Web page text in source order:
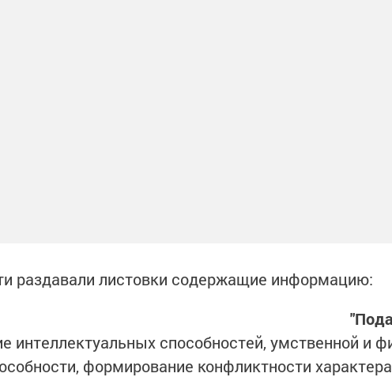
раздавали листовки содержащие информацию:
интеллектуальных способностей, умственной и
формирование конфликтности